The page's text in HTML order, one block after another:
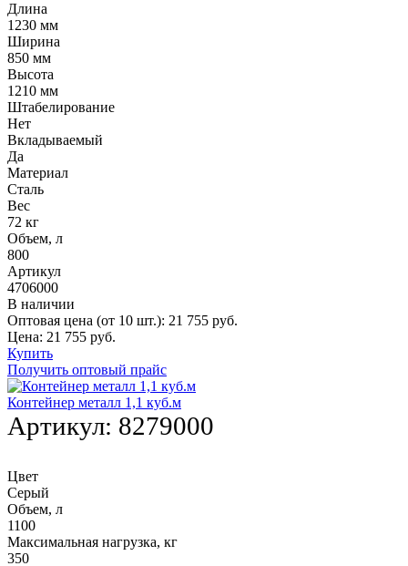
Длина
1230 мм
Ширина
850 мм
Высота
1210 мм
Штабелирование
Нет
Вкладываемый
Да
Материал
Сталь
Вес
72 кг
Объем, л
800
Артикул
4706000
В наличии
Оптовая цена (от 10 шт.): 21 755 руб.
Цена: 21 755 руб.
Купить
Получить оптовый прайс
Контейнер металл 1,1 куб.м
Артикул: 8279000
Цвет
Серый
Объем, л
1100
Максимальная нагрузка, кг
350